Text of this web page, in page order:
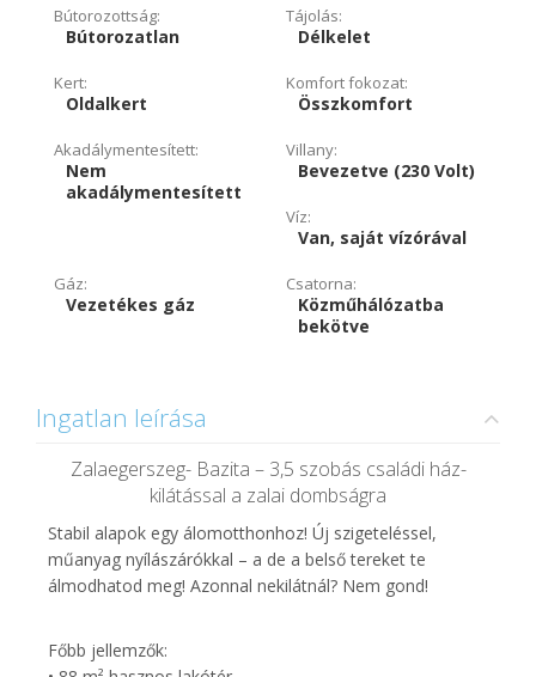
Bútorozottság:
Bútorozatlan
Tájolás:
Délkelet
Kert:
Oldalkert
Komfort fokozat:
Összkomfort
Akadálymentesített:
Nem
akadálymentesített
Villany:
Bevezetve (230 Volt)
Víz:
Van, saját vízórával
Gáz:
Vezetékes gáz
Csatorna:
Közműhálózatba
bekötve
Ingatlan leírása
Zalaegerszeg- Bazita – 3,5 szobás családi ház-
kilátással a zalai dombságra
Stabil alapok egy álomotthonhoz! Új szigeteléssel,
műanyag nyílászárókkal – a de a belső tereket te
álmodhatod meg! Azonnal nekilátnál? Nem gond!
Főbb jellemzők: